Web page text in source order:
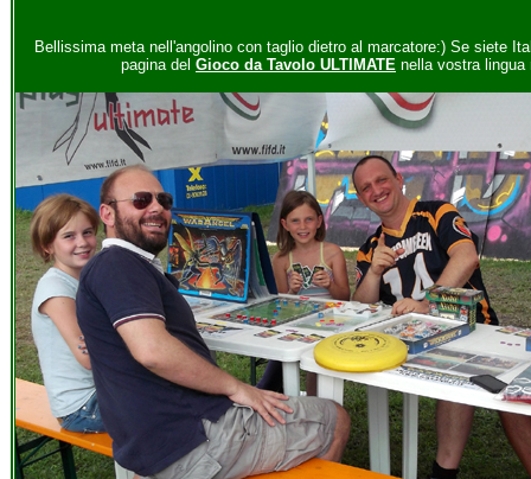
Bellissima meta nell'angolino con taglio dietro al marcatore:) Se siete
pagina del Gioco da Tavolo ULTIMATE nella vostra lingua